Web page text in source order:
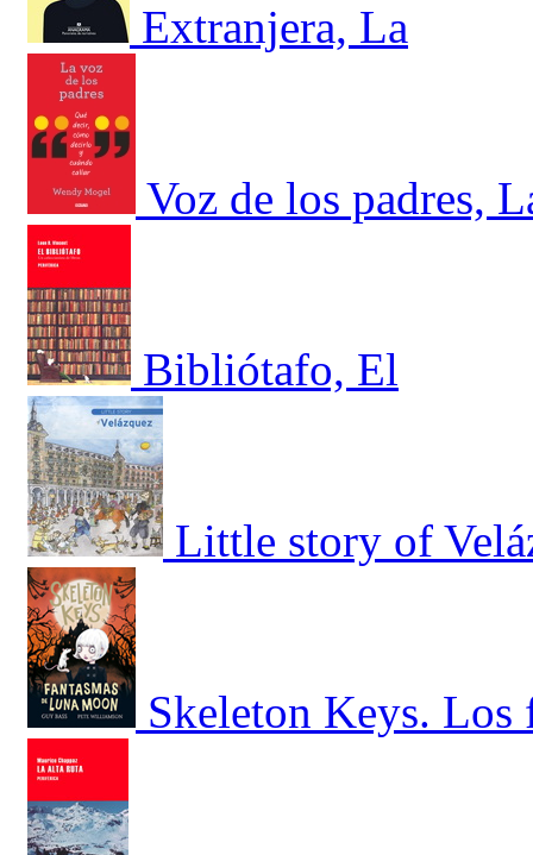
Extranjera, La
Voz de los padres,
Bibliótafo, El
Little story of
Skeleton Keys. Los